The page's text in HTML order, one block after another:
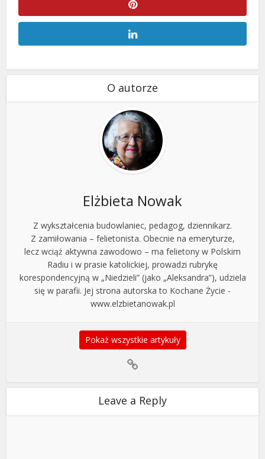
O autorze
Elżbieta Nowak
Z wykształcenia budowlaniec, pedagog, dziennikarz.
Z zamiłowania – felietonista. Obecnie na emeryturze,
lecz wciąż aktywna zawodowo – ma felietony w Polskim
Radiu i w prasie katolickiej, prowadzi rubrykę
korespondencyjną w „Niedzieli” (jako „Aleksandra”), udziela
się w parafii. Jej strona autorska to Kochane Życie -
www.elzbietanowak.pl
Pokaż wszystkie artykuły
Leave a Reply